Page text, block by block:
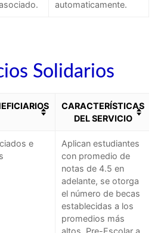
automaticamente.
Solidarios
CARACTERÍSTICAS
DEL SERVICIO
e
Aplican estudiantes
con promedio de
notas de 4.5 en
adelante, se otorga
el número de becas
establecidas a los
promedios más
altos. Pre-Escolar a